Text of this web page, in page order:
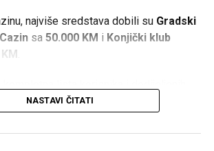
najviše sredstava dobili su Gradski
sa 50.000 KM i Konjički klub
informacijama nisu navedeni kriteriji
NASTAVI ČITATI